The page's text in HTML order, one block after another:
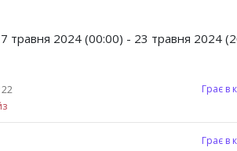
травня 2024 (00:00) - 23 травня 2024
22
Грає в
Грає в